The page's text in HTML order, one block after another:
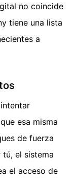
no coincide
tiene una lista
a
esa misma
de fuerza
el sistema
el acceso de